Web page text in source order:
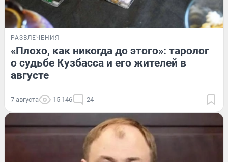
РАЗВЛЕЧЕНИЯ
«Плохо, как никогда до этого»: таролог
о судьбе Кузбасса и его жителей в
августе
7 августа 15 146 24